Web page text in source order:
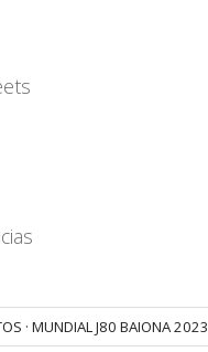
· MUNDIAL J80 BAIONA 2023